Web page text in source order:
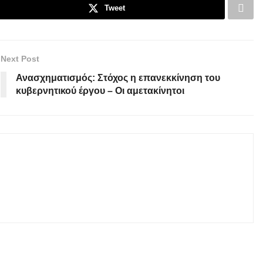
Tweet
Next Post
Ανασχηματισμός: Στόχος η επανεκκίνηση του
κυβερνητικού έργου – Οι αμετακίνητοι